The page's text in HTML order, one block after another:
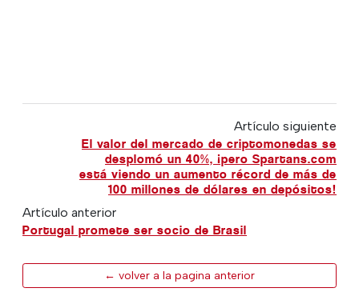
Artículo siguiente
El valor del mercado de criptomonedas se
desplomó un 40%, ¡pero Spartans.com
está viendo un aumento récord de más de
100 millones de dólares en depósitos!
Artículo anterior
Portugal promete ser socio de Brasil
← volver a la pagina anterior